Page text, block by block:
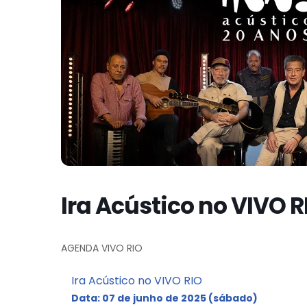
Ira Acústico no VIVO
AGENDA VIVO RIO
Ira Acústico no VIVO RIO
Data: 07 de junho de 2025 (sábado)